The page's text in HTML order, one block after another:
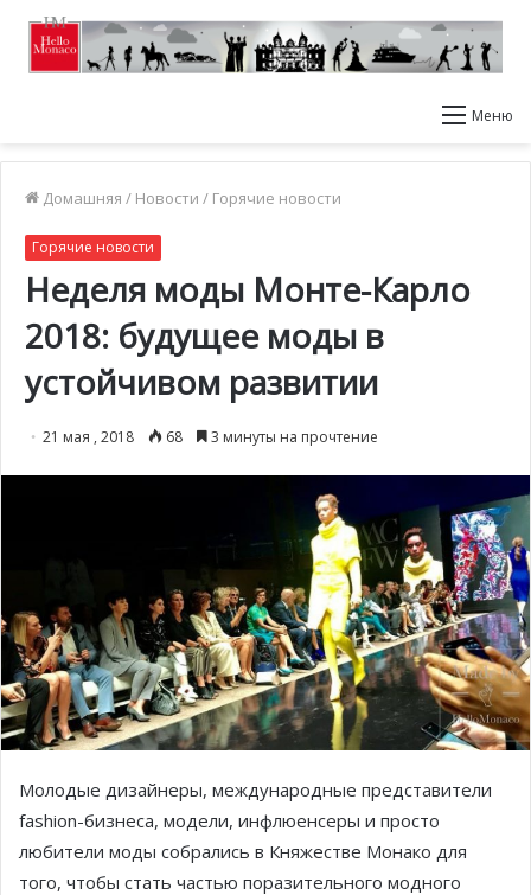
Меню
Домашняя / Новости / Горячие новости
Горячие новости
Неделя моды Монте-Карло
2018: будущее моды в
устойчивом развитии
21 мая , 2018 68 3 минуты на прочтение
Молодые дизайнеры, международные представители
fashion-бизнеса, модели, инфлюенсеры и просто
любители моды собрались в Княжестве Монако для
того, чтобы стать частью поразительного модного